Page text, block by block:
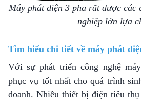
Máy phát điện 3 pha rất được các
nghiệp lớn lựa
Tìm hiểu chi tiết về máy phát
Với sự phát triển công nghệ
phục vụ tốt nhất cho quá trình
doanh. Nhiều thiết bị điện tiêu